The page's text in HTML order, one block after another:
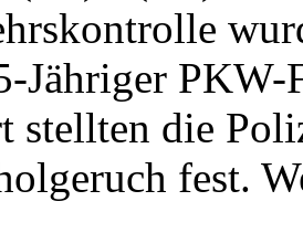
Jähriger PKW-
stellten die
fest.